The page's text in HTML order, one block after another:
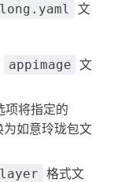
文
appimage 文
项将指定的
为如意玲珑包文
格式文